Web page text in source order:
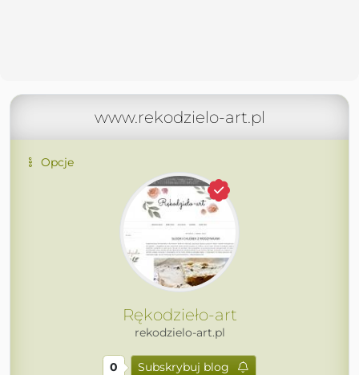
www.rekodzielo-art.pl
Opcje
Rękodzieło-art
rekodzielo-art.pl
0 Subskrybuj blog